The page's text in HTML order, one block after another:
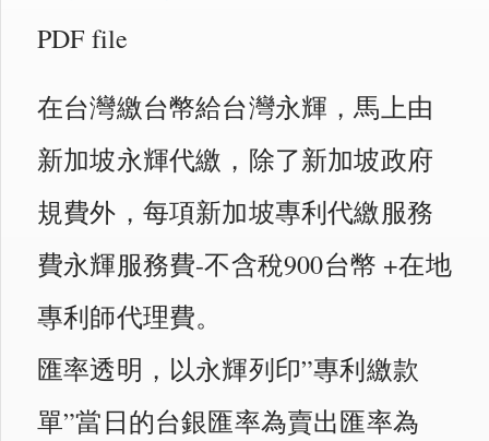
PDF file
在台灣繳台幣給台灣永輝，馬上由
新加坡永輝代繳，除了新加坡政府
規費外，每項新加坡專利代繳服務
費永輝服務費-不含稅900台幣 +在地
專利師代理費。
匯率透明，以永輝列印”專利繳款
單”當日的台銀匯率為賣出匯率為